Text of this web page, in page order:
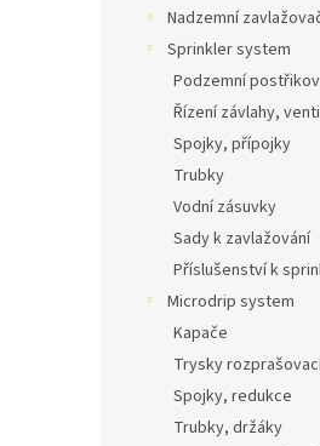
Nadzemní
Sprinkler system
Podzemní
Řízení závlahy,
Spojky, přípojky
Trubky
Vodní zásuvky
Sady k zavlažování
Příslušenství k
Microdrip system
Kapače
Trysky
Spojky, redukce
Trubky, držáky